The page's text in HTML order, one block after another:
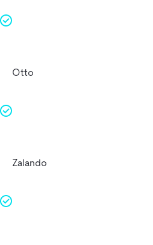
Otto
Zalando